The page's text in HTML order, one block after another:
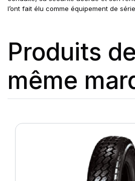
l’ont fait élu comme équipement de
Produits
même